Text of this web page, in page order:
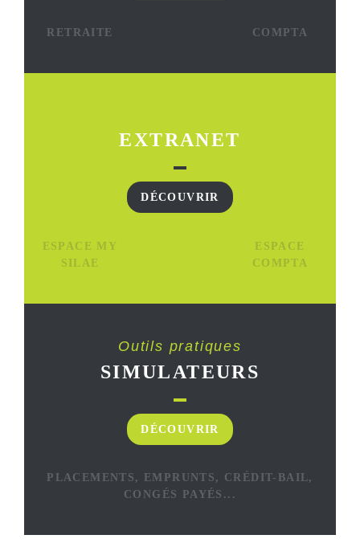
RETRAITE COMPTA
EXTRANET
DÉCOUVRIR
ESPACE MY
SILAE
ESPACE
COMPTA
Outils pratiques
SIMULATEURS
DÉCOUVRIR
PLACEMENTS, EMPRUNTS, CRÉDIT-BAIL,
CONGÉS PAYÉS...